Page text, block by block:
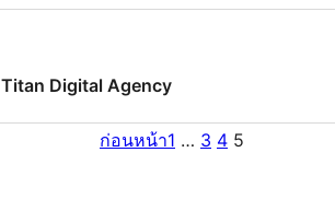
Titan Digital Agency
ก่อนหน้า1 … 3 4 5